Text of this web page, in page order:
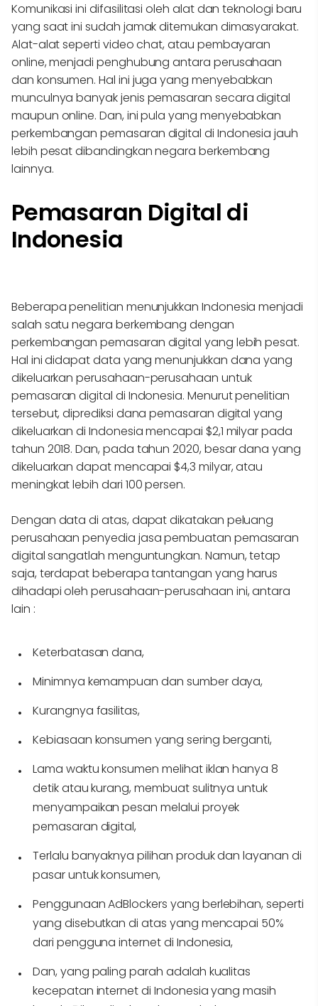
Komunikasi ini difasilitasi oleh alat dan teknologi baru
yang saat ini sudah jamak ditemukan dimasyarakat.
Alat-alat seperti video chat, atau pembayaran
online, menjadi penghubung antara perusahaan
dan konsumen. Hal ini juga yang menyebabkan
munculnya banyak jenis pemasaran secara digital
maupun online. Dan, ini pula yang menyebabkan
perkembangan pemasaran digital di Indonesia jauh
lebih pesat dibandingkan negara berkembang
lainnya.
Pemasaran Digital di
Indonesia
Beberapa penelitian menunjukkan Indonesia menjadi
salah satu negara berkembang dengan
perkembangan pemasaran digital yang lebih pesat.
Hal ini didapat data yang menunjukkan dana yang
dikeluarkan perusahaan-perusahaan untuk
pemasaran digital di Indonesia. Menurut penelitian
tersebut, diprediksi dana pemasaran digital yang
dikeluarkan di Indonesia mencapai $2,1 milyar pada
tahun 2018. Dan, pada tahun 2020, besar dana yang
dikeluarkan dapat mencapai $4,3 milyar, atau
meningkat lebih dari 100 persen.
Dengan data di atas, dapat dikatakan peluang
perusahaan penyedia jasa pembuatan pemasaran
digital sangatlah menguntungkan. Namun, tetap
saja, terdapat beberapa tantangan yang harus
dihadapi oleh perusahaan-perusahaan ini, antara
lain :
Keterbatasan dana,
Minimnya kemampuan dan sumber daya,
Kurangnya fasilitas,
Kebiasaan konsumen yang sering berganti,
Lama waktu konsumen melihat iklan hanya 8
detik atau kurang, membuat sulitnya untuk
menyampaikan pesan melalui proyek
pemasaran digital,
Terlalu banyaknya pilihan produk dan layanan di
pasar untuk konsumen,
Penggunaan AdBlockers yang berlebihan, seperti
yang disebutkan di atas yang mencapai 50%
dari pengguna internet di Indonesia,
Dan, yang paling parah adalah kualitas
kecepatan internet di Indonesia yang masih